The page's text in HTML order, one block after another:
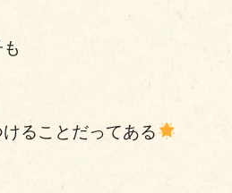
ることだってある